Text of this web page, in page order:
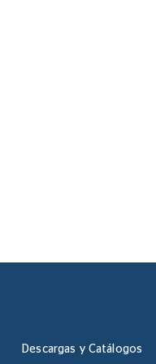
Descargas y Catálogos